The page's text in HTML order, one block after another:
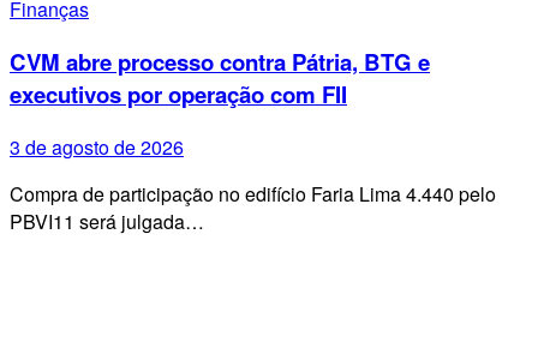
Finanças
CVM abre processo contra Pátria, BTG e
executivos por operação com FII
3 de agosto de 2026
Compra de participação no edifício Faria Lima 4.440 pelo
PBVI11 será julgada…